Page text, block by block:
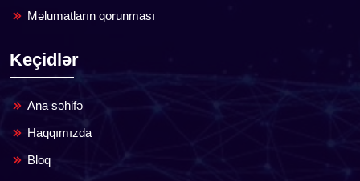
Məlumatların qorunması
Keçidlər
Ana səhifə
Haqqımızda
Bloq